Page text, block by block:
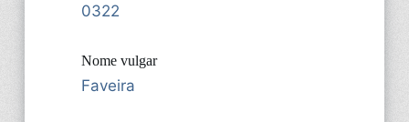
0322
Nome vulgar
Faveira